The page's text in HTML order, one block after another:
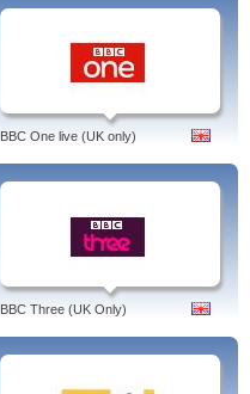
BBC One live (UK only)
BBC Three (UK Only)